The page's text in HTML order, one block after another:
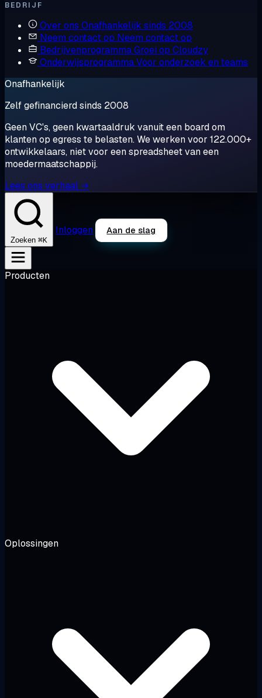
BEDRIJF
Over ons Onafhankelijk sinds 2008
Neem contact op Neem contact op
BedrijvenprogrammaGroei op Cloudzy
OnderwijsprogrammaVoor onderzoek en teams
Onafhankelijk
Zelf gefinancierd sinds 2008
Geen VC's, geen kwartaaldruk vanuit een board om
klanten op egress te belasten. We werken voor 122.000+
ontwikkelaars, niet voor een spreadsheet van een
moedermaatschappij.
Lees ons verhaal →
Zoeken ⌘K
Inloggen Aan de slag
Producten
Oplossingen